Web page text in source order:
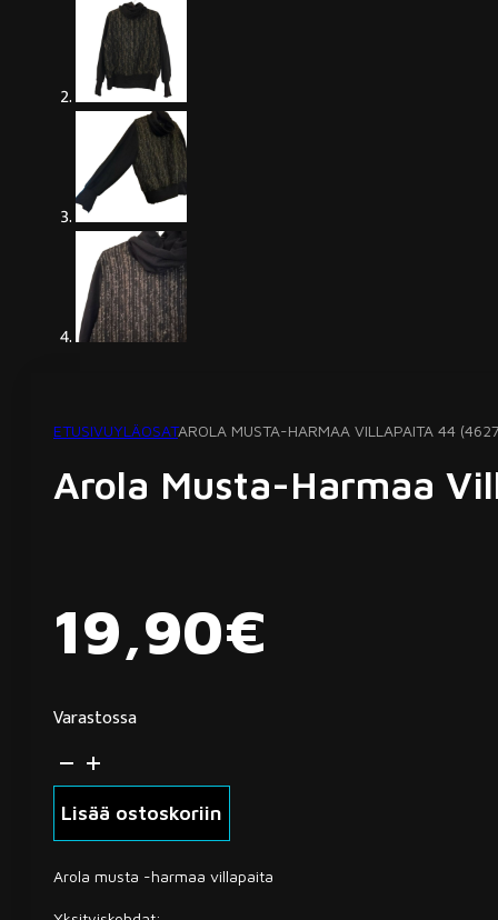
ETUSIVUYLÄOSATAROLA MUSTA-HARMAA VILLAPAITA 44
Arola Musta-Harmaa
19,90€
Varastossa
Arola
musta-
harmaa
villapaita
44
Lisää ostoskoriin
Arola musta -harmaa villapaita